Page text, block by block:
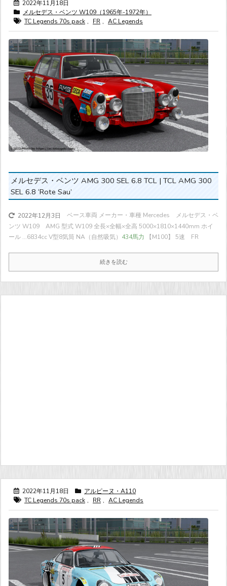
2022年11月18日
メルセデス・ベンツ W109（1965年-1972年）
TC Legends 70s pack , FR , AC Legends
メルセデス・ベンツ AMG 300 SEL 6.8 TCL | TCL AMG 300
SEL 6.8 ‘Rote Sau’
2022年12月3日
ベース車両 メーカー・車種 Mercedes メルセデス・ベ
ンツ W109 AMG 型式 W109 全長×全幅×全高 5000×1810×1440mm ホイ
ール ...6834cc V型8気筒 NA（自然吸気） 434馬力 【M100】 5速 FR
続きを読む
2022年11月18日
アルピーヌ・A110
TC Legends 70s pack , RR , AC Legends